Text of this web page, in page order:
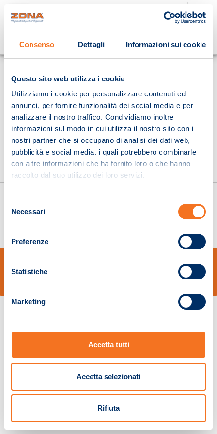
Consenso Dettagli Informazioni sui cookie
Questo sito web utilizza i cookie
Utilizziamo i cookie per personalizzare contenuti ed
annunci, per fornire funzionalità dei social media e per
analizzare il nostro traffico. Condividiamo inoltre
informazioni sul modo in cui utilizza il nostro sito con i
nostri partner che si occupano di analisi dei dati web,
pubblicità e social media, i quali potrebbero combinarle
con altre informazioni che ha fornito loro o che hanno
raccolto dal suo utilizzo dei loro servizi.
delNecessari
Preferenze
Statistiche
Marketing
Accetta tutti
Accetta selezionati
Rifiuta
Cosa stai cercando?
Pistoia 01680210505 – R.E.A. n.155974 - Cap.Soc. € 2.000.000,00 i.v. La
Società adotta il Codice Etico D.lgs. 231/01